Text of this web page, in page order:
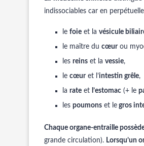
indissociables car en
le foie et la vésicule
le maître du cœurou
les reins et la vessie,
le cœuret l’intestin grêle,
la rate et l’estomac (+ le
les poumons et le gros
Chaque organe-entraille
grande circulation). Lorsqu’un